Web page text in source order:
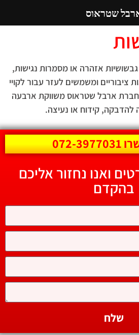
אזהרה או מסמרות נגישות,
ציבוריים ומשמשים לעזר עבור לקויי
ארבל שטראוס משווקת ארבעה
להדבקה, קידוח או נעיצה.
ואנו נחזור אליכם
בהקדם
שלח
שטראוס